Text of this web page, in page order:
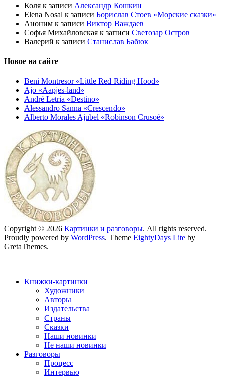
Коля к записи Александр Кошкин
Elena Nosal к записи Борислав Стоев «Морские сказки»
Аноним к записи Виктор Важдаев
Софья Михайловская к записи Светозар Остров
Валерий к записи Станислав Бабюк
Новое на сайте
Beni Montresor «Little Red Riding Hood»
Ajo «Aapjes-land»
André Letria «Destino»
Alessandro Sanna «Crescendo»
Alberto Morales Ajubel «Robinson Crusoé»
Copyright © 2026 Картинки и разговоры. All rights reserved.
Proudly powered by WordPress. Theme EightyDays Lite by
GretaThemes.
Книжки-картинки
Художники
Авторы
Издательства
Страны
Сказки
Наши новинки
Не наши новинки
Разговоры
Процесс
Интервью